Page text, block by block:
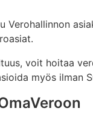
Verohallinnon
voit hoitaa
myös ilman